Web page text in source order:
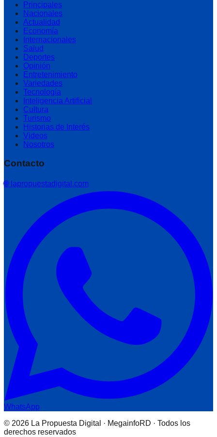
Principales
Nacionales
Actualidad
Economía
Internacionales
Salud
Deportes
Opinión
Entretenimiento
Variedades
Tecnología
Inteligencia Artificial
Cultura
Turismo
Historias de Interés
Videos
Nosotros
Contacto
🌐 lapropuestadigital.com
WhatsApp
© 2026 La Propuesta Digital · MegainfoRD · Todos los
derechos reservados